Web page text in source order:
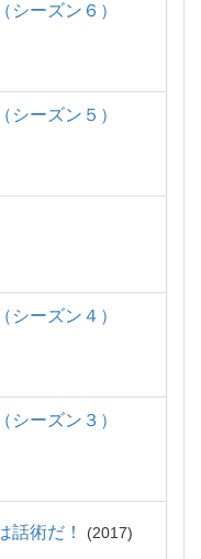
ーズン６）
ーズン５）
ーズン４）
ーズン３）
話術だ！ 2017